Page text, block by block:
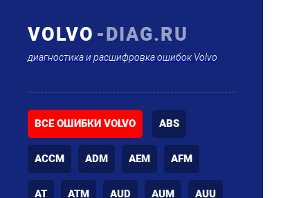
VOLVO -DIAG.RU
диагностика и расшифровка ошибок Volvo
ВСЕ ОШИБКИ VOLVO ABS
ACCM ADM AEM AFM
AT ATM AUD AUM AUU